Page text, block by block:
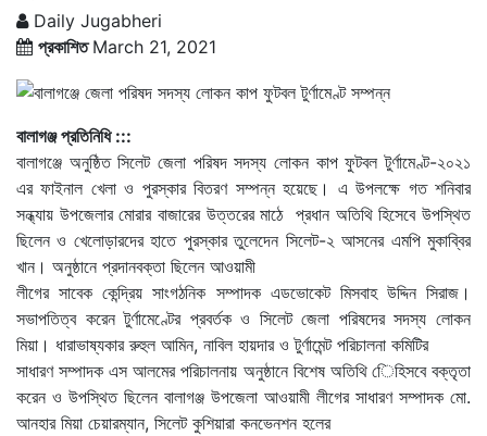
Daily Jugabheri
প্রকাশিতMarch 21, 2021
বালাগঞ্জ প্রতিনিধি :::
বালাগঞ্জে অনুষ্ঠিত সিলেট জেলা পরিষদ সদস্য লোকন কাপ ফুটবল টুর্ণামেণ্ট-২০২১
এর ফাইনাল খেলা ও পুরস্কার বিতরণ সম্পন্ন হয়েছে। এ উপলক্ষে গত শনিবার
সন্ধ্যায় উপজেলার মোরার বাজারের উত্তরের মাঠে প্রধান অতিথি হিসেবে উপস্থিত
ছিলেন ও খেলোড়ারদের হাতে পুরস্কার তুলেদেন সিলেট-২ আসনের এমপি মুকাব্বির
খান। অনুষ্ঠানে প্রদানবক্তা ছিলেন আওয়ামী
লীগের সাবেক কেন্দ্রিয় সাংগঠনিক সম্পাদক এডভোকেট মিসবাহ উদ্দিন সিরাজ।
সভাপতিত্ব করেন টুর্ণামেণ্টের প্রবর্তক ও সিলেট জেলা পরিষদের সদস্য লোকন
মিয়া। ধারাভাষ্যকার রুহুল আমিন, নাবিল হায়দার ও টুর্ণামেন্ট পরিচালনা কমিটির
সাধারণ সম্পাদক এস আলমের পরিচালনায় অনুষ্ঠানে বিশেষ অতিথি েিহিসবে বক্তৃতা
করেন ও উপস্থিত ছিলেন বালাগঞ্জ উপজেলা আওয়ামী লীগের সাধারণ সম্পাদক মো.
আনহার মিয়া চেয়ারম্যান, সিলেট কুশিয়ারা কনভেনশন হলের